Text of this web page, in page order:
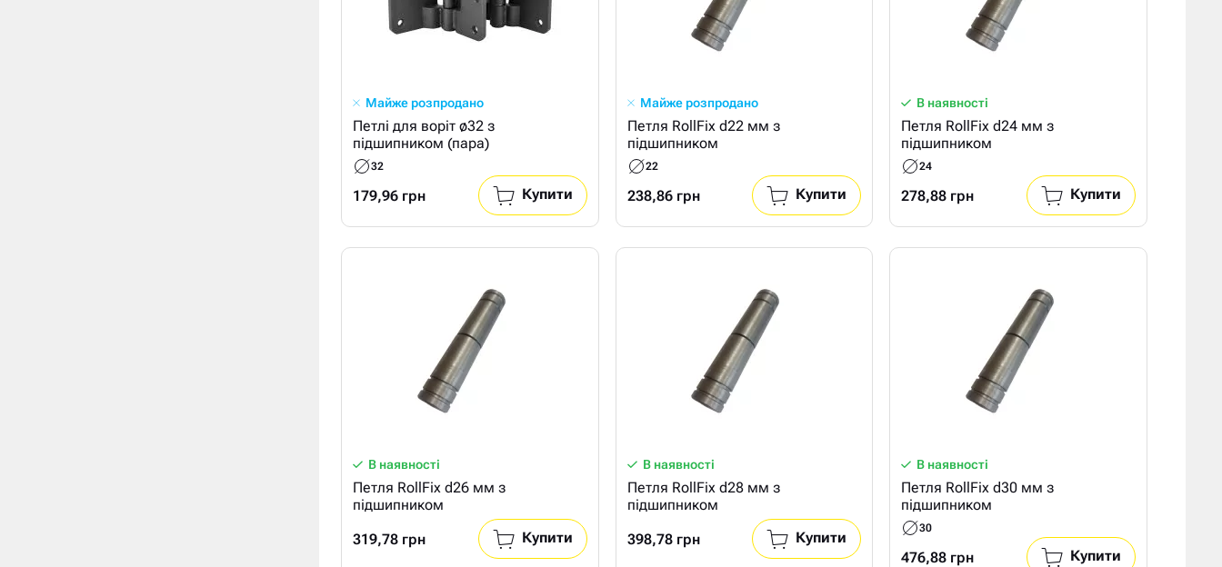
Майже розпродано
Петлі для воріт ø32 з
підшипником (пара)
32
179,96 грн Купити
Майже розпродано
Петля RollFix d22 мм з
підшипником
22
238,86 грн Купити
В наявності
Петля RollFix d24 мм з
підшипником
24
278,88 грн Купити
В наявності
Петля RollFix d26 мм з
підшипником
319,78 грн
Купити
В наявності
Петля RollFix d28 мм з
підшипником
398,78 грн
Купити
В наявності
Петля RollFix d30 мм з
підшипником
30
476,88 грн Купити